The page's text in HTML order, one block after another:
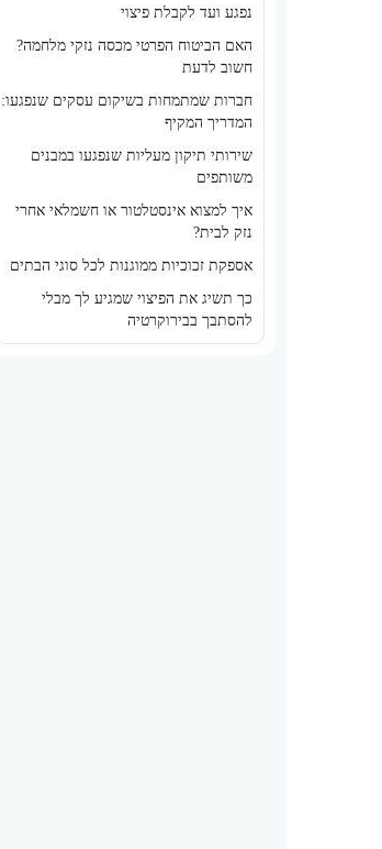
נפגע ועד לקבלת פיצוי
האם הביטוח הפרטי מכסה נזקי מלחמה?
חשוב לדעת
חברות שמתמחות בשיקום עסקים שנפגעו:
המדריך המקיף
שירותי תיקון מעליות שנפגעו במבנים
משותפים
איך למצוא אינסטלטור או חשמלאי אחרי
נזק לבית?
אספקת זכוכיות ממוגנות לכל סוגי הבתים
כך תשיג את הפיצוי שמגיע לך מבלי
להסתבך בבירוקרטיה